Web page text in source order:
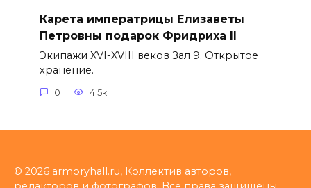
Карета императрицы Елизаветы
Петровны подарок Фридриха II
Экипажи XVI-XVIII веков Зал 9. Открытое
хранение.
0 4.5к.
© 2026 armoryhall.ru, Коллектив авторов,